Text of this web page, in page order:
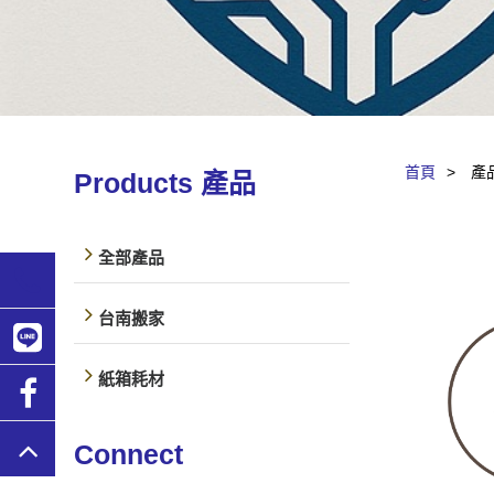
首頁 產
Products 產品
全部產品
台南搬家
紙箱耗材
Connect